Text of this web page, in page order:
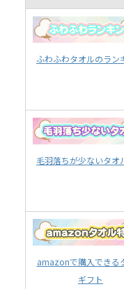
ふわふわタオルのラン
毛羽落ちが少ないタオ
amazonで購入できる
ギフト